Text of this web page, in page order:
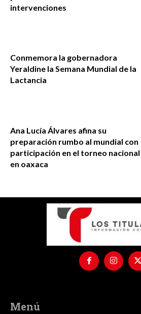
intervenciones
Conmemora la gobernadora
Yeraldine la Semana Mundial de la
Lactancia
Ana Lucía Álvares afina su
preparación rumbo al mundial con
participación en el torneo nacional
en oaxaca
Menú